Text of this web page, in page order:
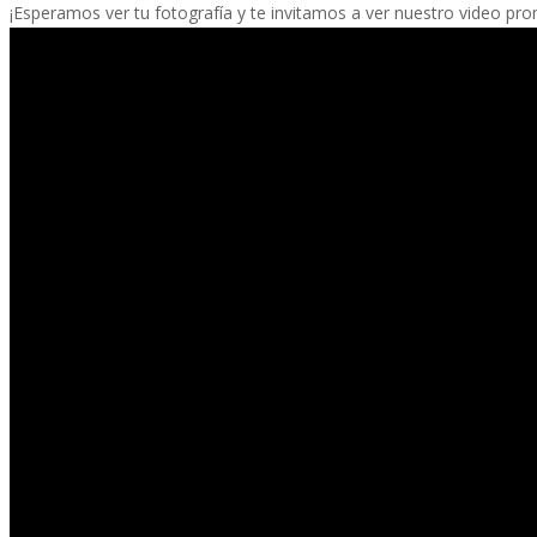
¡Esperamos ver tu fotografía y te invitamos a ver nuestro video